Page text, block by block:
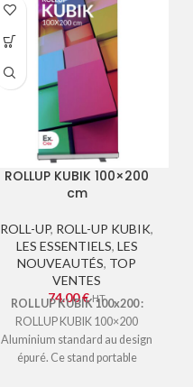
ROLLUP KUBIK 100×200
cm
ROLL-UP, ROLL-UP KUBIK,
LES ESSENTIELS, LES
NOUVEAUTÉS, TOP
VENTES
74.00€ HT
ROLLUP KUBIK 100x200 :
ROLLUP KUBIK 100×200
Aluminium standard au design
épuré. Ce stand portable